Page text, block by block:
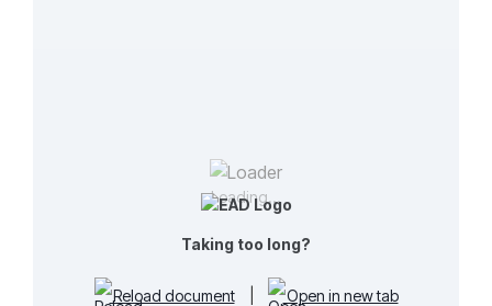
Loading...
Taking too long?
Reload document Open in new tab